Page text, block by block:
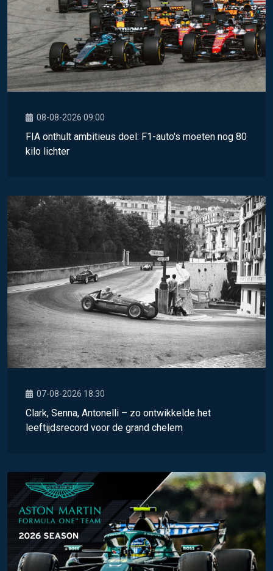
08-08-2026 09:00
FIA onthult ambitieus doel: F1-auto's moeten nog 80
kilo lichter
07-08-2026 18:30
Clark, Senna, Antonelli – zo ontwikkelde het
leeftijdsrecord voor de grand chelem